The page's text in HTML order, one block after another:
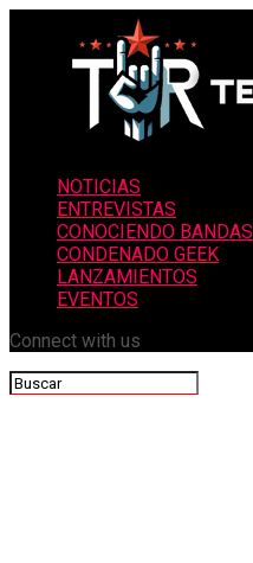
NOTICIAS
ENTREVISTAS
CONOCIENDO BANDAS
CONDENADO GEEK
LANZAMIENTOS
EVENTOS
Connect with us